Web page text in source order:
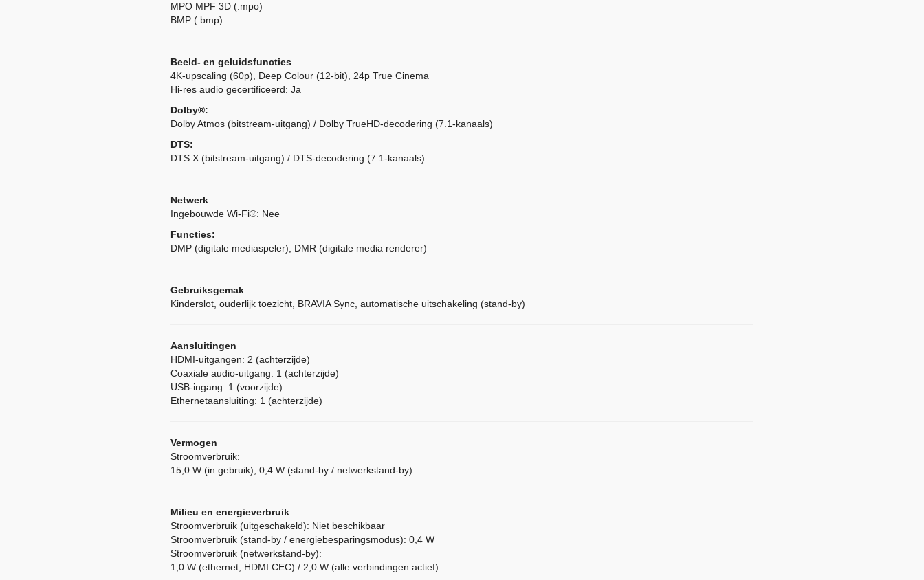
MPO MPF 3D (.mpo)
BMP (.bmp)
Beeld- en geluidsfuncties
4K-upscaling (60p), Deep Colour (12-bit), 24p True Cinema
Hi-res audio gecertificeerd: Ja
Dolby®:
Dolby Atmos (bitstream-uitgang) / Dolby TrueHD-decodering (7.1-kanaals)
DTS:
DTS:X (bitstream-uitgang) / DTS-decodering (7.1-kanaals)
Netwerk
Ingebouwde Wi-Fi®: Nee
Functies:
DMP (digitale mediaspeler), DMR (digitale media renderer)
Gebruiksgemak
Kinderslot, ouderlijk toezicht, BRAVIA Sync, automatische uitschakeling (stand-by)
Aansluitingen
HDMI-uitgangen: 2 (achterzijde)
Coaxiale audio-uitgang: 1 (achterzijde)
USB-ingang: 1 (voorzijde)
Ethernetaansluiting: 1 (achterzijde)
Vermogen
Stroomverbruik:
15,0 W (in gebruik), 0,4 W (stand-by / netwerkstand-by)
Milieu en energieverbruik
Stroomverbruik (uitgeschakeld): Niet beschikbaar
Stroomverbruik (stand-by / energiebesparingsmodus): 0,4 W
Stroomverbruik (netwerkstand-by):
1,0 W (ethernet, HDMI CEC) / 2,0 W (alle verbindingen actief)